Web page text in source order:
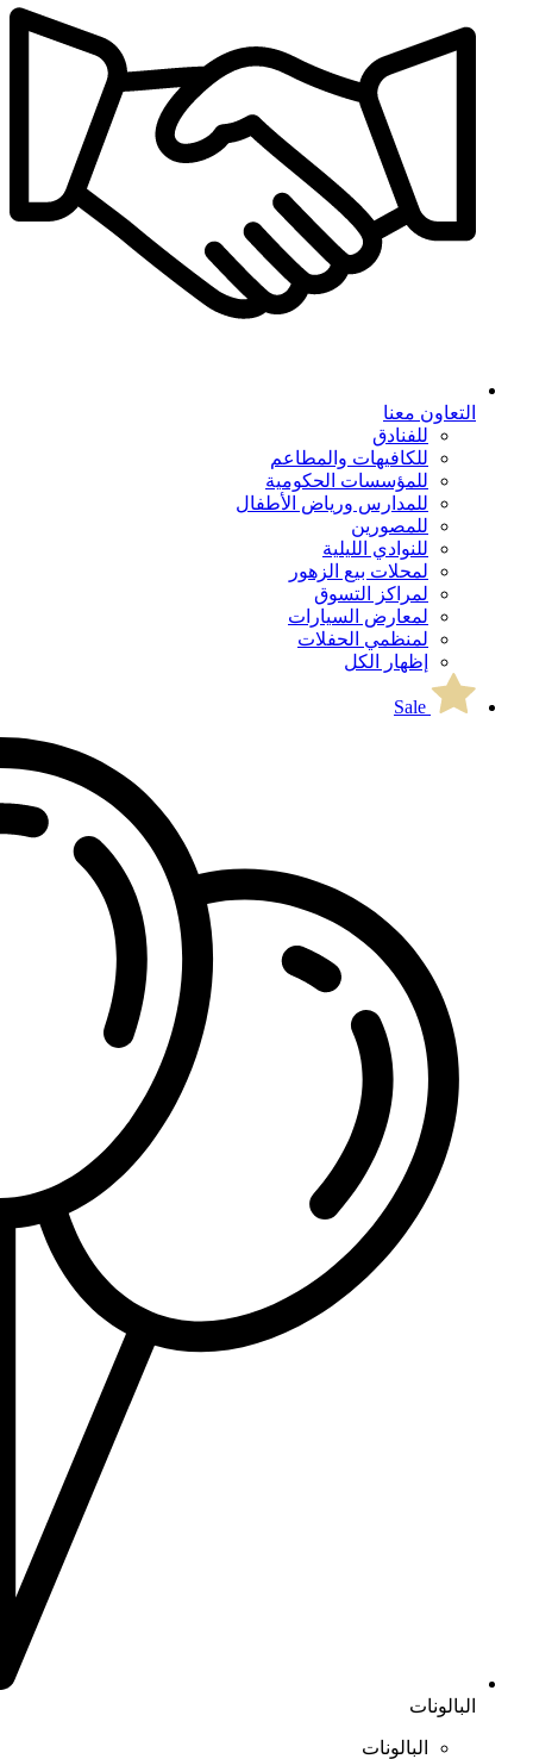
التعاون معنا
للفنادق
للكافيهات والمطاعم
للمؤسسات الحكومية
للمدارس ورياض الأطفال
للمصورين
للنوادي الليلية
لمحلات بيع الزهور
لمراكز التسوق
لمعارض السيارات
لمنظمي الحفلات
إظهار الكل
البالونات
البالونات